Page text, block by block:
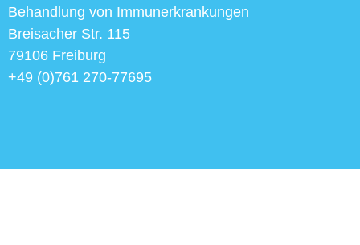
Behandlung von Immunerkrankungen
Breisacher Str. 115
79106 Freiburg
+49 (0)761 270-77695